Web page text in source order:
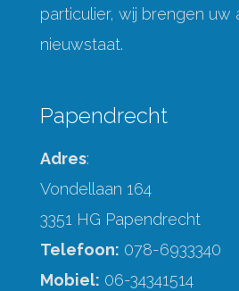
particulier, wij brengen uw
nieuwstaat.
Papendrecht
Adres:
Vondellaan 164
3351 HG Papendrecht
Telefoon: 078-6933340
Mobiel: 06-34341514